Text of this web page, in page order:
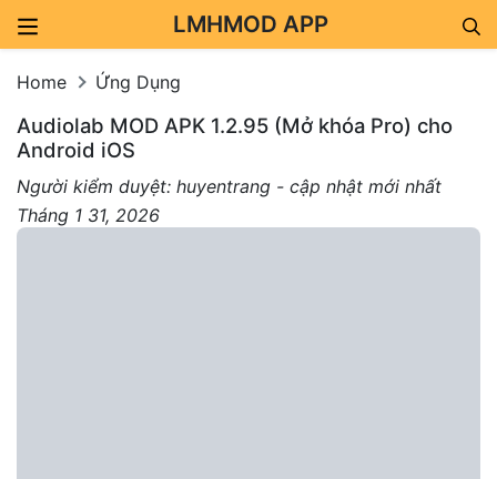
LMHMOD APP
Home Ứng Dụng
Audiolab MOD APK 1.2.95 (Mở khóa Pro) cho
Android iOS
Người kiểm duyệt: huyentrang - cập nhật mới nhất
Tháng 1 31, 2026